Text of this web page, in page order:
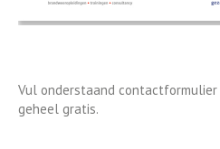
Vul onderstaand
geheel gratis.